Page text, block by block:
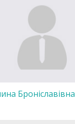
Броніславівна